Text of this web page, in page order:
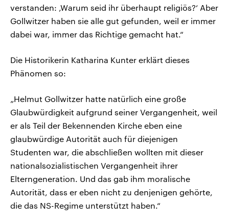
verstanden: ‚Warum seid ihr überhaupt religiös?‘ Aber
Gollwitzer haben sie alle gut gefunden, weil er immer
dabei war, immer das Richtige gemacht hat.“
Die Historikerin Katharina Kunter erklärt dieses
Phänomen so:
„Helmut Gollwitzer hatte natürlich eine große
Glaubwürdigkeit aufgrund seiner Vergangenheit, weil
er als Teil der Bekennenden Kirche eben eine
glaubwürdige Autorität auch für diejenigen
Studenten war, die abschließen wollten mit dieser
nationalsozialistischen Vergangenheit ihrer
Elterngeneration. Und das gab ihm moralische
Autorität, dass er eben nicht zu denjenigen gehörte,
die das NS-Regime unterstützt haben.“